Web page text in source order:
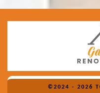
©2024 - 2026